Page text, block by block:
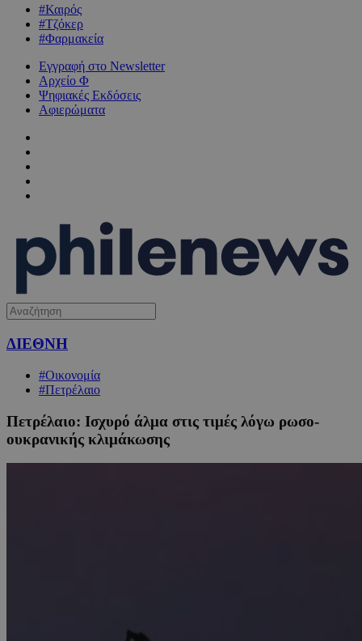
#Καιρός
#Τζόκερ
#Φαρμακεία
Εγγραφή στο Newsletter
Αρχείο Φ
Ψηφιακές Εκδόσεις
Αφιερώματα
ΔΙΕΘΝΗ
#Οικονομία
#Πετρέλαιο
Πετρέλαιο: Ισχυρό άλμα στις τιμές λόγω ρωσο-
ουκρανικής κλιμάκωσης